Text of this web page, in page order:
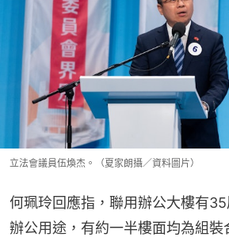
立法會議員伍煥杰。（夏家朗攝／資料圖片）
何珮玲回應指，聯用辦公大樓有
辦公用途，有約一半樓面均為組裝